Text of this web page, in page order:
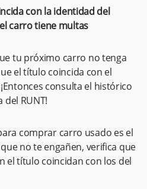
con la identidad del
carro tiene multas
tu próximo carro no tenga
el título coincida con el
consulta el histórico
RUNT!
comprar carro usado es el
no te engañen, verifica que
el título coincidan con los del